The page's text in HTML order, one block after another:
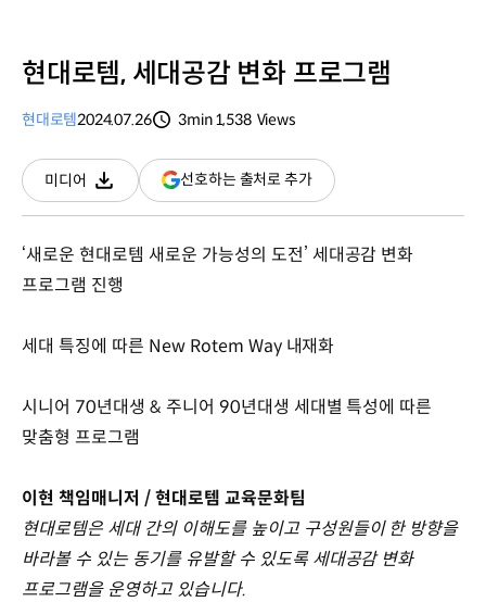
현대로템, 세대공감 변화 프로그램
현대로템2024.07.26
3min1,538 Views
미디어
다운로드
선호하는 출처로 추가(새
창
‘새로운 현대로템 새로운 가능성의 도전’ 세대공감 변화
프로그램 진행
세대 특징에 따른 New Rotem Way 내재화
시니어 70년대생 & 주니어 90년대생 세대별 특성에 따른
맞춤형 프로그램
이현 책임매니저 / 현대로템 교육문화팀
현대로템은 세대 간의 이해도를 높이고 구성원들이 한 방향을
바라볼 수 있는 동기를 유발할 수 있도록 세대공감 변화
프로그램을 운영하고 있습니다.